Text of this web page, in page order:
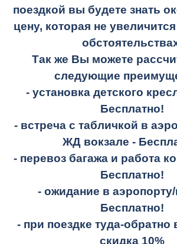
поездкой вы будете знать
цену, которая не
Так же Вы можете
следующие
- установка детского
Бесплатно!
- встреча с табличкой в
ЖД вокзале -
- перевоз багажа и работа
Бесплатно!
- ожидание в аэропорту/
Бесплатно!
- при поездке туда-обратно
скидка 10%